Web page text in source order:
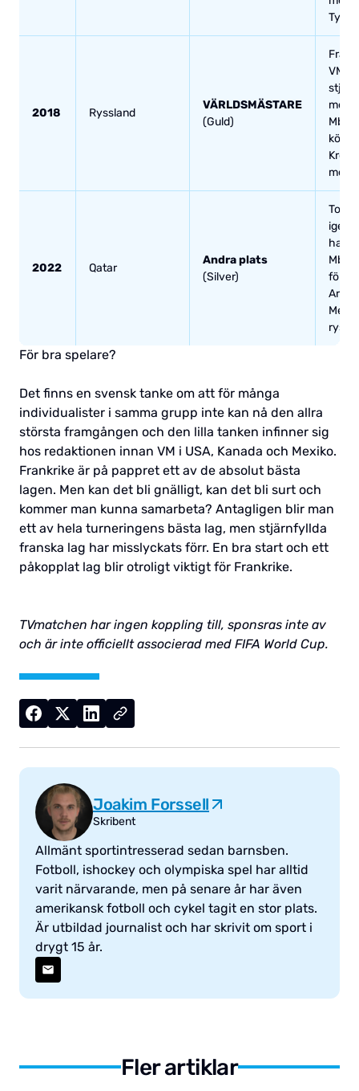
2018 Ryssland
VÄRLDSMÄSTARE
(Guld)
VM-
med
med
2022 Qatar
Andra plats
(Silver)
Tog
igen.
föll
För bra spelare?
Det finns en svensk tanke om att för många
individualister i samma grupp inte kan nå den allra
största framgången och den lilla tanken infinner sig
hos redaktionen innan VM i USA, Kanada och Mexiko.
Frankrike är på pappret ett av de absolut bästa
lagen. Men kan det bli gnälligt, kan det bli surt och
kommer man kunna samarbeta? Antagligen blir man
ett av hela turneringens bästa lag, men stjärnfyllda
franska lag har misslyckats förr. En bra start och ett
påkopplat lag blir otroligt viktigt för Frankrike.
TVmatchen har ingen koppling till, sponsras inte av
och är inte officiellt associerad med FIFA World Cup.
Joakim Forssell
Skribent
Allmänt sportintresserad sedan barnsben.
Fotboll, ishockey och olympiska spel har alltid
varit närvarande, men på senare år har även
amerikansk fotboll och cykel tagit en stor plats.
Är utbildad journalist och har skrivit om sport i
drygt 15 år.
Fler artiklar